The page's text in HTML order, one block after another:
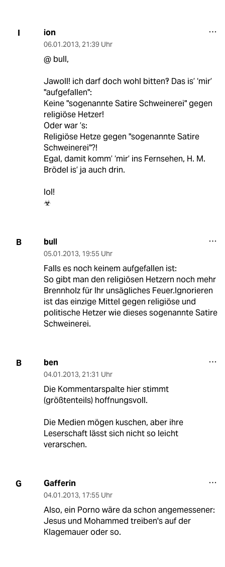
I ion
06.01.2013, 21:39 Uhr
@ bull,
Jawoll! ich darf doch wohl bitten‽ Das is’ ‘mir’
"aufgefallen":
Keine "sogenannte Satire Schweinerei" gegen
religiöse Hetzer!
Oder war ’s:
Religiöse Hetze gegen "sogenannte Satire
Schweinerei"?!
Egal, damit komm’ ‘mir’ ins Fernsehen, H. M.
Brödel is’ ja auch drin.
lol!
☣
B bull
05.01.2013, 19:55 Uhr
Falls es noch keinem aufgefallen ist:
So gibt man den religiösen Hetzern noch mehr
Brennholz für Ihr unsägliches Feuer.Ignorieren
ist das einzige Mittel gegen religiöse und
politische Hetzer wie dieses sogenannte Satire
Schweinerei.
B ben
04.01.2013, 21:31 Uhr
Die Kommentarspalte hier stimmt
(größtenteils) hoffnungsvoll.
Die Medien mögen kuschen, aber ihre
Leserschaft lässt sich nicht so leicht
verarschen.
G Gafferin
04.01.2013, 17:55 Uhr
Also, ein Porno wäre da schon angemessener:
Jesus und Mohammed treiben's auf der
Klagemauer oder so.